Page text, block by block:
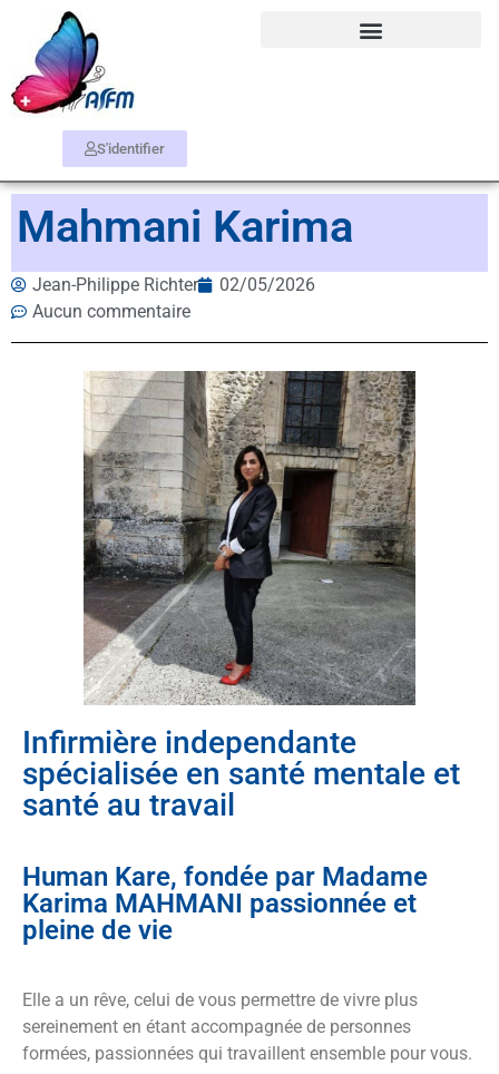
S'identifier
Mahmani Karima
Jean-Philippe Richter
02/05/2026
Aucun commentaire
Infirmière independante
spécialisée en santé mentale et
santé au travail
Human Kare, fondée par Madame
Karima MAHMANI passionnée et
pleine de vie
Elle a un rêve, celui de vous permettre de vivre plus
sereinement en étant accompagnée de personnes
formées, passionnées qui travaillent ensemble pour vous.